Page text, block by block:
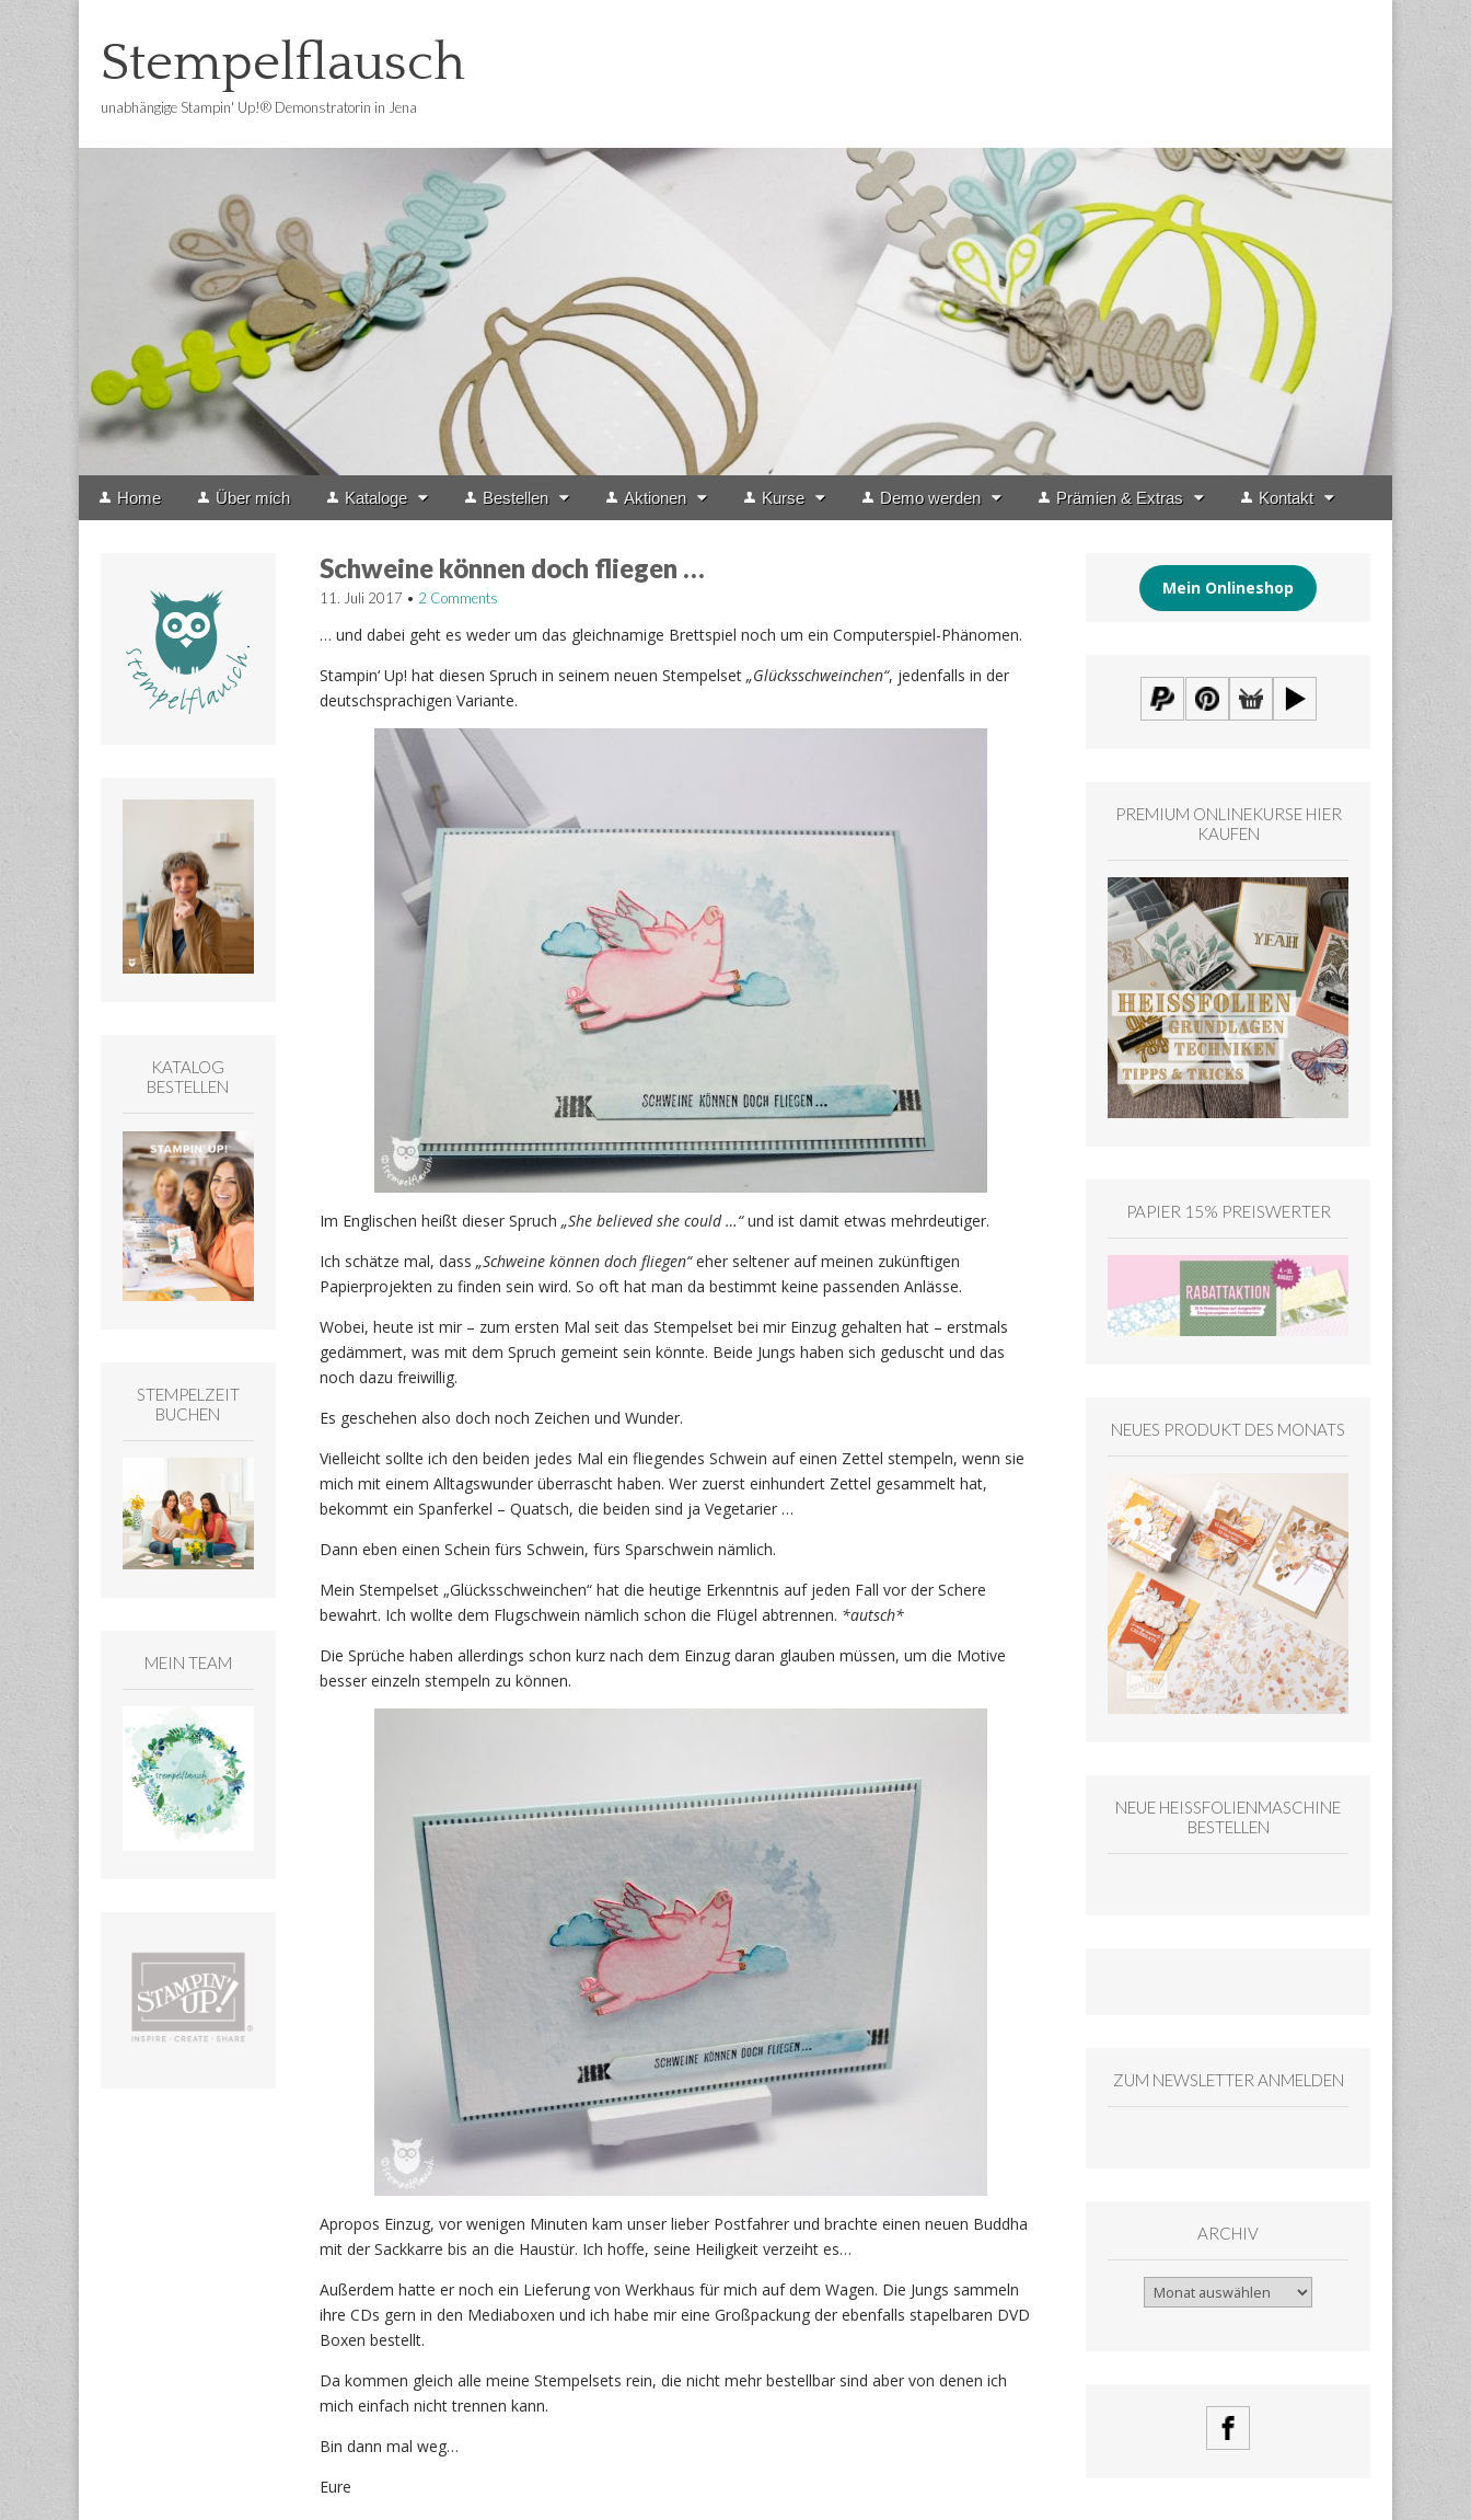
Stempelflausch
unabhängige Stampin' Up!® Demonstratorin in Jena
Main
Skip
Home Über mich Kataloge Bestellen Aktionen Kurse Demo werden Prämien & Extras Kontakt
Schweine können doch fliegen …
11. Juli 2017 • 2 Comments
… und dabei geht es weder um das gleichnamige Brettspiel noch um ein Computerspiel-Phänomen.
Stampin‘ Up! hat diesen Spruch in seinem neuen Stempelset „Glücksschweinchen“, jedenfalls in der
deutschsprachigen Variante.
Im Englischen heißt dieser Spruch „She believed she could …“und ist damit etwas mehrdeutiger.
Ich schätze mal, dass „Schweine können doch fliegen“eher seltener auf meinen zukünftigen
Papierprojekten zu finden sein wird. So oft hat man da bestimmt keine passenden Anlässe.
Wobei, heute ist mir – zum ersten Mal seit das Stempelset bei mir Einzug gehalten hat – erstmals
gedämmert, was mit dem Spruch gemeint sein könnte. Beide Jungs haben sich geduscht und das
noch dazu freiwillig.
Es geschehen also doch noch Zeichen und Wunder.
Vielleicht sollte ich den beiden jedes Mal ein fliegendes Schwein auf einen Zettel stempeln, wenn sie
mich mit einem Alltagswunder überrascht haben. Wer zuerst einhundert Zettel gesammelt hat,
bekommt ein Spanferkel – Quatsch, die beiden sind ja Vegetarier …
Dann eben einen Schein fürs Schwein, fürs Sparschwein nämlich.
Mein Stempelset „Glücksschweinchen“ hat die heutige Erkenntnis auf jeden Fall vor der Schere
bewahrt. Ich wollte dem Flugschwein nämlich schon die Flügel abtrennen. *autsch*
Die Sprüche haben allerdings schon kurz nach dem Einzug daran glauben müssen, um die Motive
besser einzeln stempeln zu können.
Apropos Einzug, vor wenigen Minuten kam unser lieber Postfahrer und brachte einen neuen Buddha
mit der Sackkarre bis an die Haustür. Ich hoffe, seine Heiligkeit verzeiht es…
Außerdem hatte er noch ein Lieferung von Werkhaus für mich auf dem Wagen. Die Jungs sammeln
ihre CDs gern in den Mediaboxen und ich habe mir eine Großpackung der ebenfalls stapelbaren DVD
Boxen bestellt.
Da kommen gleich alle meine Stempelsets rein, die nicht mehr bestellbar sind aber von denen ich
mich einfach nicht trennen kann.
Bin dann mal weg…
Eure
KATALOG
BESTELLEN
STEMPELZEIT
BUCHEN
MEIN TEAM
Mein Onlineshop
PREMIUM ONLINEKURSE HIER
KAUFEN
PAPIER 15% PREISWERTER
NEUES PRODUKT DES MONATS
NEUE HEISSFOLIENMASCHINE
BESTELLEN
ZUM NEWSLETTER ANMELDEN
ARCHIV
Archiv